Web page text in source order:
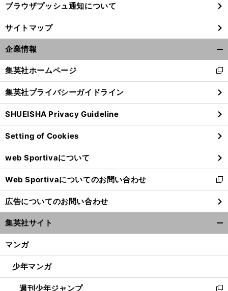
ブラウザプッシュ通知について
サイトマップ
企業情報
閉
る
集英社ホームページ
新
し
い
ウ
ィ
ン
ド
ウ
で
開
く
集英社プライバシーガイドライン
SHUEISHA Privacy Guideline
Setting of Cookies
web Sportivaについて
Web Sportivaについてのお問い合わせ
新
し
い
ウ
ィ
ン
ウ
開
く
広告についてのお問い合わせ
集英社サイト
マンガ
少年マンガ
週刊少年ジャンプ